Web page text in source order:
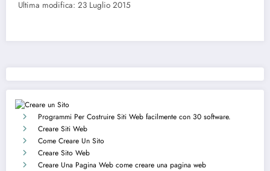
Ultima modifica: 23 Luglio 2015
Programmi Per Costruire Siti Web facilmente con 30 software.
Creare Siti Web
Come Creare Un Sito
Creare Sito Web
Creare Una Pagina Web come creare una pagina web